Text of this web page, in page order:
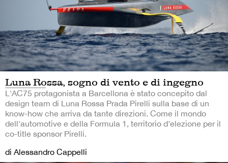
Luna Rossa, sogno di vento e di ingegno
L'AC75 protagonista a Barcellona è stato concepito dal
design team di Luna Rossa Prada Pirelli sulla base di un
know-how che arriva da tante direzioni. Come il mondo
dell'automotive e della Formula 1, territorio d'elezione per il
co-title sponsor Pirelli.
di Alessandro Cappelli